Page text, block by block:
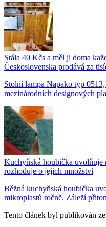
Stála 40 Kčs a měl ji doma
Československa prodává za
Stolní lampa Napako typ 0513,
mezinárodních designových
Kuchyňská houbička
rozhoduje o jejich množství
Běžná kuchyňská houbička
mikroplastů ročně. Záleží
Tento článek byl publikován